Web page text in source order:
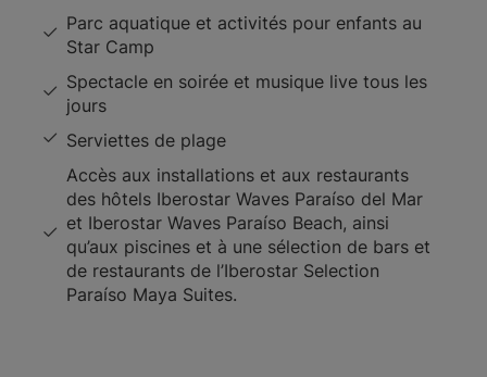
Parc aquatique et activités pour enfants au
Star Camp
Spectacle en soirée et musique live tous les
jours
Serviettes de plage
Accès aux installations et aux restaurants
des hôtels Iberostar Waves Paraíso del Mar
et Iberostar Waves Paraíso Beach, ainsi
qu’aux piscines et à une sélection de bars et
de restaurants de l’Iberostar Selection
Paraíso Maya Suites.